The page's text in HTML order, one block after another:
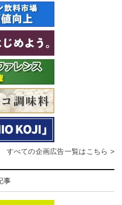
すべての企画広告一覧はこちら >
事